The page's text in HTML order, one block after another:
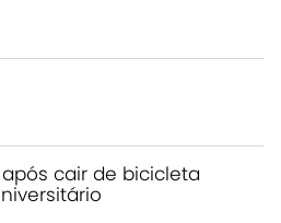
cair de bicicleta